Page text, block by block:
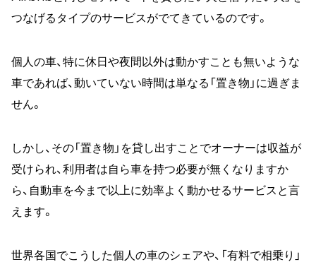
つなげるタイプのサービスがでてきているのです。
個人の車、特に休日や夜間以外は動かすことも無いような
車であれば、動いていない時間は単なる「置き物」に過ぎま
せん。
しかし、その「置き物」を貸し出すことでオーナーは収益が
受けられ、利用者は自ら車を持つ必要が無くなりますか
ら、自動車を今まで以上に効率よく動かせるサービスと言
えます。
世界各国でこうした個人の車のシェアや、「有料で相乗り」